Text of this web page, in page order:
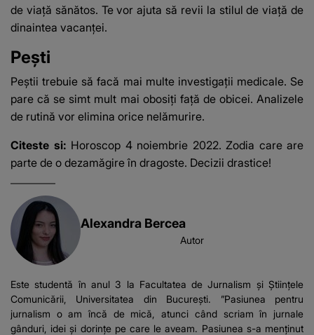
de viață sănătos. Te vor ajuta să revii la stilul de viață de
dinaintea vacanței.
Pești
Peștii trebuie să facă mai multe investigații medicale. Se
pare că se simt mult mai obosiți față de obicei. Analizele
de rutină vor elimina orice nelămurire.
Citeste si: Horoscop 4 noiembrie 2022. Zodia care are
parte de o dezamăgire în dragoste. Decizii drastice!
Alexandra Bercea
Autor
Este studentă în anul 3 la Facultatea de Jurnalism și Științele
Comunicării, Universitatea din București. ”Pasiunea pentru
jurnalism o am încă de mică, atunci când scriam în jurnale
gânduri, idei și dorințe pe care le aveam. Pasiunea s-a menținut